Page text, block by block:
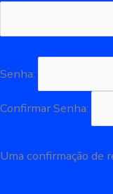
Senha:
Confirmar Senha:
Uma confirmação de